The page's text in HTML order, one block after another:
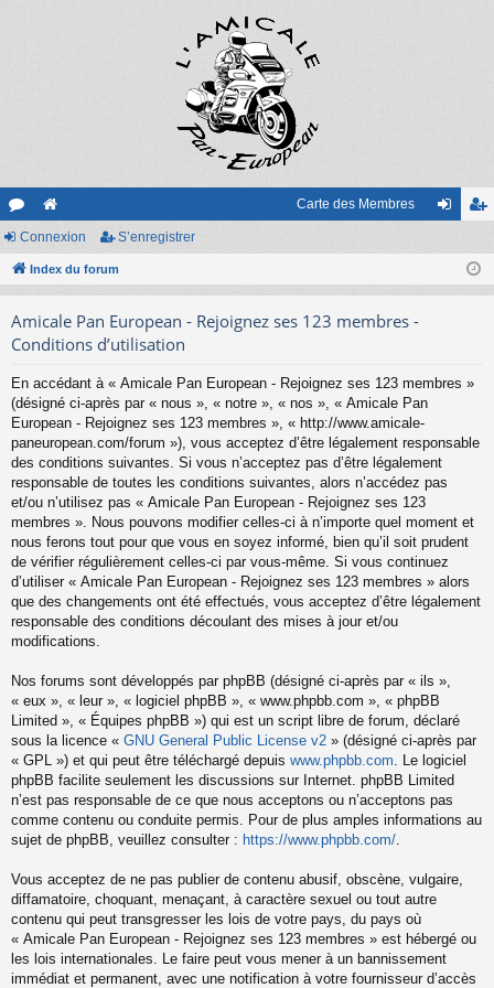
or
u
s
e
sit
Carte des Membres
nr
Connexion S’enregistrer
Index du forum
Amicale Pan European - Rejoignez ses 123 membres -
Conditions d’utilisation
En accédant à « Amicale Pan European - Rejoignez ses 123 membres »
(désigné ci-après par « nous », « notre », « nos », « Amicale Pan
European - Rejoignez ses 123 membres », « http://www.amicale-
paneuropean.com/forum »), vous acceptez d’être légalement responsable
des conditions suivantes. Si vous n’acceptez pas d’être légalement
responsable de toutes les conditions suivantes, alors n’accédez pas
et/ou n’utilisez pas « Amicale Pan European - Rejoignez ses 123
membres ». Nous pouvons modifier celles-ci à n’importe quel moment et
nous ferons tout pour que vous en soyez informé, bien qu’il soit prudent
de vérifier régulièrement celles-ci par vous-même. Si vous continuez
d’utiliser « Amicale Pan European - Rejoignez ses 123 membres » alors
que des changements ont été effectués, vous acceptez d’être légalement
responsable des conditions découlant des mises à jour et/ou
modifications.
Nos forums sont développés par phpBB (désigné ci-après par « ils »,
« eux », « leur », « logiciel phpBB », « www.phpbb.com », « phpBB
Limited », « Équipes phpBB ») qui est un script libre de forum, déclaré
sous la licence « GNU General Public License v2 » (désigné ci-après par
« GPL ») et qui peut être téléchargé depuis www.phpbb.com . Le logiciel
phpBB facilite seulement les discussions sur Internet. phpBB Limited
n’est pas responsable de ce que nous acceptons ou n’acceptons pas
comme contenu ou conduite permis. Pour de plus amples informations au
sujet de phpBB, veuillez consulter : https://www.phpbb.com/
Vous acceptez de ne pas publier de contenu abusif, obscène, vulgaire,
diffamatoire, choquant, menaçant, à caractère sexuel ou tout autre
contenu qui peut transgresser les lois de votre pays, du pays où
« Amicale Pan European - Rejoignez ses 123 membres » est hébergé ou
les lois internationales. Le faire peut vous mener à un bannissement
immédiat et permanent, avec une notification à votre fournisseur d’accès